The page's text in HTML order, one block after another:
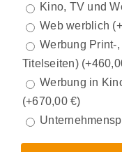
Kino, TV und
Web werblich (+
Werbung Print-
Titelseiten) (+
Werbung in
(+670,00€)